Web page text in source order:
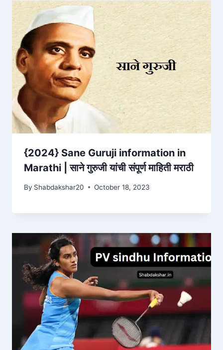
{2024} Sane Guruji information in
Marathi | साने गुरुजी यांची संपूर्ण माहिती मराठी
By Shabdakshar20 October 18, 2023